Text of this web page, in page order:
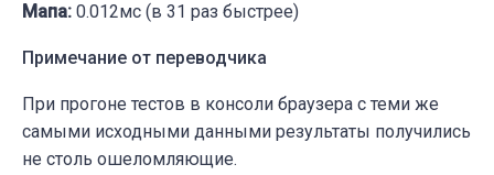
Мапа: 0.012мс (в 31 раз быстрее)
Примечание от переводчика
При прогоне тестов в консоли браузера с теми же
самыми исходными данными результаты получились
не столь ошеломляющие.